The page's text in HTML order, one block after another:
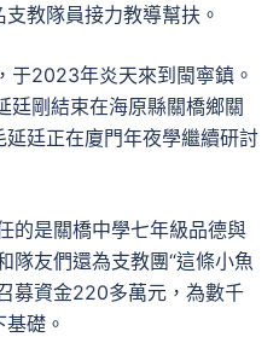
教隊員接力教導幫扶。
于2023年炎天來到閩寧鎮。
廷剛結束在海原縣關橋鄉關
廷正在廈門年夜學繼續研討
的是關橋中學七年級品德與
隊友們還為支教團“這條小魚
募資金220多萬元，為數千
礎。